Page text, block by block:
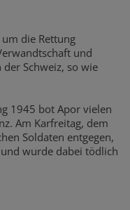
die Rettung
und
Schweiz, so wie
1945 bot Apor vielen
Am Karfreitag, dem
Soldaten entgegen,
wurde dabei tödlich